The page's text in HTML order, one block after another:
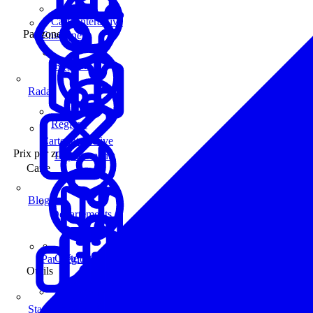
Enseignes
Carte interactive
Prix par zone
Par Région
Régions
Départements
Carte
Carte interactive
Outils
Carte interactive
Par zone
Régions
Départements
Radar
Blog
Statistiques